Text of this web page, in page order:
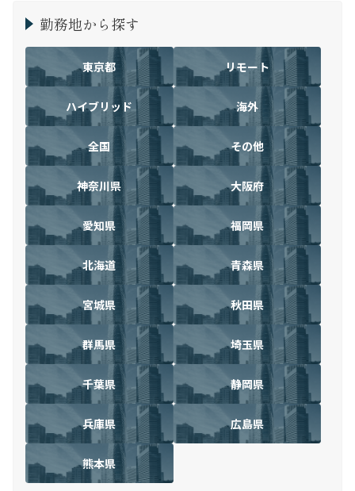
勤務地から探す
東京都 リモート
ハイブリッド 海外
全国 その他
神奈川県 大阪府
愛知県 福岡県
北海道 青森県
宮城県 秋田県
群馬県 埼玉県
千葉県 静岡県
兵庫県 広島県
熊本県